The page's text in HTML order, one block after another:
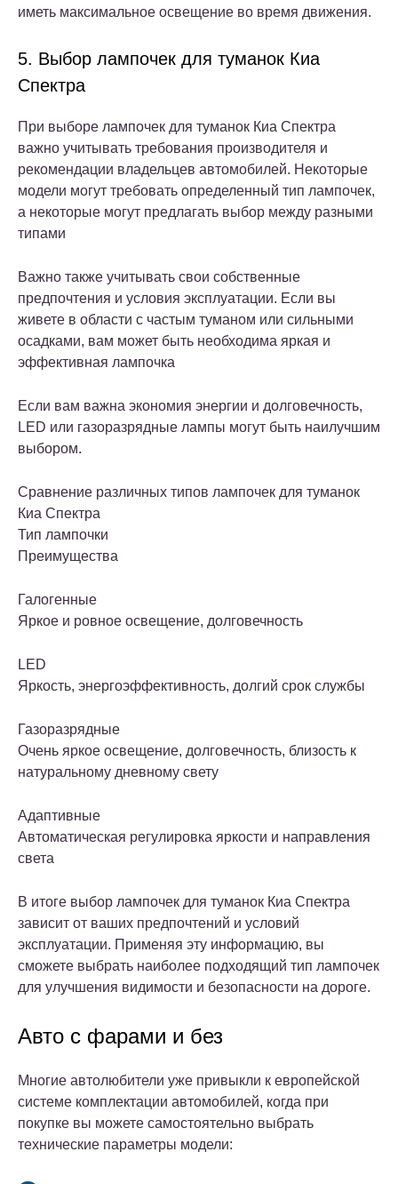
иметь максимальное освещение во время движения.
5. Выбор лампочек для туманок Киа
Спектра
При выборе лампочек для туманок Киа Спектра
важно учитывать требования производителя и
рекомендации владельцев автомобилей. Некоторые
модели могут требовать определенный тип лампочек,
а некоторые могут предлагать выбор между разными
типами
Важно также учитывать свои собственные
предпочтения и условия эксплуатации. Если вы
живете в области с частым туманом или сильными
осадками, вам может быть необходима яркая и
эффективная лампочка
Если вам важна экономия энергии и долговечность,
LED или газоразрядные лампы могут быть наилучшим
выбором.
Сравнение различных типов лампочек для туманок
Киа Спектра
Тип лампочки
Преимущества
Галогенные
Яркое и ровное освещение, долговечность
LED
Яркость, энергоэффективность, долгий срок службы
Газоразрядные
Очень яркое освещение, долговечность, близость к
натуральному дневному свету
Адаптивные
Автоматическая регулировка яркости и направления
света
В итоге выбор лампочек для туманок Киа Спектра
зависит от ваших предпочтений и условий
эксплуатации. Применяя эту информацию, вы
сможете выбрать наиболее подходящий тип лампочек
для улучшения видимости и безопасности на дороге.
Авто с фарами и без
Многие автолюбители уже привыкли к европейской
системе комплектации автомобилей, когда при
покупке вы можете самостоятельно выбрать
технические параметры модели: